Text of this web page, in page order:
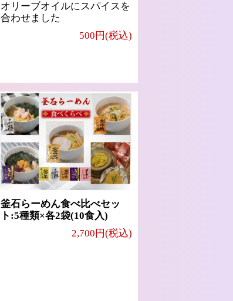
オリーブオイルにスパイスを
合わせました
500円(税込)
釜石らーめん食べ比べセッ
ト:5種類×各2袋(10食入)
2,700円(税込)